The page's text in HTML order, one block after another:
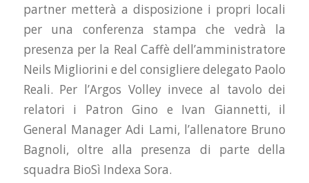
partner metterà a disposizione i propri locali
per una conferenza stampa che vedrà la
presenza per la Real Caffè dell’amministratore
Neils Migliorini e del consigliere delegato Paolo
Reali. Per l’Argos Volley invece al tavolo dei
relatori i Patron Gino e Ivan Giannetti, il
General Manager Adi Lami, l’allenatore Bruno
Bagnoli, oltre alla presenza di parte della
squadra BioSì Indexa Sora.